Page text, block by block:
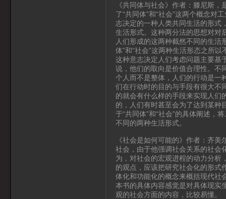
《共同体与社会》作者：滕尼斯
了“共同体”和“社会”这两个概念对
志决定的一种人类共同生活的形式
生活形式。这种两分法的思想对对
人们形成的这两种截然不同的生活
体”和“社会”这两种生活形态之所
这种意志决定人们考虑问题主要基
说，他们的取向是价值合理性。不
个人而不是整体，人们的行动是一
们在行动时的目的与手段有很大不
的就会有什么样的手段来实现人们
的，人们有时甚至会为了达到某种
于“共同体”和“社会”的具体阐述，
不同的两种生活形式。
《社会是如何可能的》作者：齐
社会，由于他强调社会关系的社会
为，对社会的宏观进程的动力分析
的观点，应该把研究社会化的形式
体化和功能化的概念来概括现代社
本书的具体内容感觉是对具体现实
观的社会方面的内容，比较易懂。